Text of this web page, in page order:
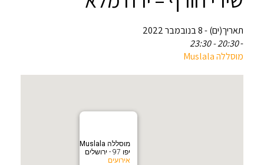
תאריך(ים) - 8 בנובמבר 2022
-
20:30 - 23:30
יפו 97 - ירושלים
אירועים